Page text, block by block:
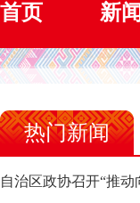
首页 新闻
热门新闻